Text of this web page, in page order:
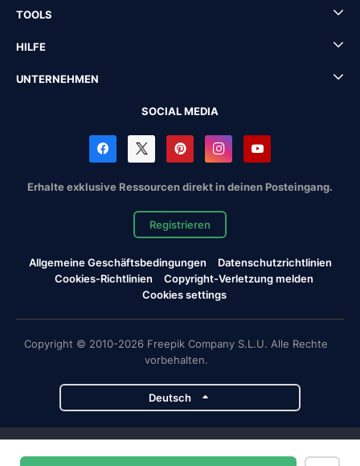
TOOLS
HILFE
UNTERNEHMEN
SOCIAL MEDIA
Erhalte exklusive Ressourcen direkt in deinen Posteingang.
Registrieren
Allgemeine Geschäftsbedingungen
Datenschutzrichtlinien
Cookies-Richtlinien
Copyright-Verletzung melden
Cookies settings
Copyright © 2010-2026 Freepik Company S.L.U. Alle Rechte
vorbehalten.
Deutsch